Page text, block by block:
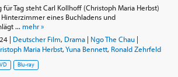
für Tag steht Carl Kollhoff (Christoph Maria Herbst)
eines Buchladens und
... mehr »
| Deutscher Film, Drama| Ngo The Chau|
Maria Herbst,Yuna Bennett, Ronald Zehrfeld
Blu-ray